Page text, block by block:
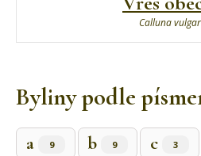
Calluna
Byliny podle
a 9 b 9 c 3